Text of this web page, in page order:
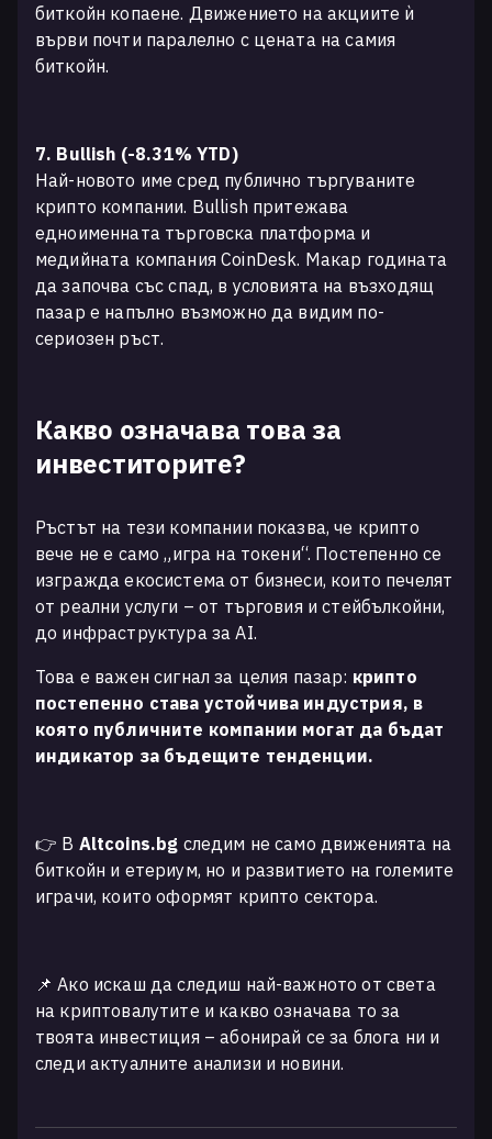
биткойн копаене. Движението на акциите ѝ
върви почти паралелно с цената на самия
биткойн.
7. Bullish (-8.31% YTD)
Най-новото име сред публично търгуваните
крипто компании. Bullish притежава
едноименната търговска платформа и
медийната компания CoinDesk. Макар годината
да започва със спад, в условията на възходящ
пазар е напълно възможно да видим по-
сериозен ръст.
Какво означава това за
инвеститорите?
Ръстът на тези компании показва, че крипто
вече не е само „игра на токени“. Постепенно се
изгражда екосистема от бизнеси, които печелят
от реални услуги – от търговия и стейбълкойни,
до инфраструктура за AI.
Това е важен сигнал за целия пазар: крипто
постепенно става устойчива индустрия, в
която публичните компании могат да бъдат
индикатор за бъдещите тенденции.
👉 В Altcoins.bg следим не само движенията на
биткойн и етериум, но и развитието на големите
играчи, които оформят крипто сектора.
📌 Ако искаш да следиш най-важното от света
на криптовалутите и какво означава то за
твоята инвестиция – абонирай се за блога ни и
следи актуалните анализи и новини.